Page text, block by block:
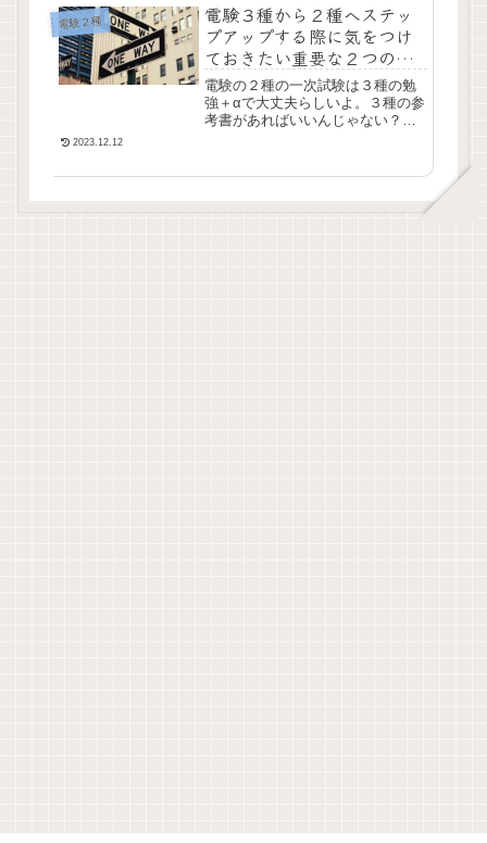
具体的な試験内容の違い...
電験２種
電験３種から２種へステッ
プアップする際に気をつけ
ておきたい重要な２つのこ
と
電験の２種の一次試験は３種の勉
強＋αで大丈夫らしいよ。３種の参
考書があればいいんじゃない？な
2023.12.12